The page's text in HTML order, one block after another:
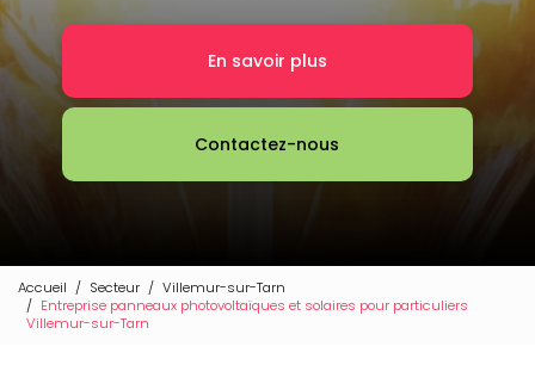
En savoir plus
Contactez-nous
Accueil Secteur
Villemur-sur-Tarn
Entreprise panneaux photovoltaïques et solaires pour particuliers
Villemur-sur-Tarn